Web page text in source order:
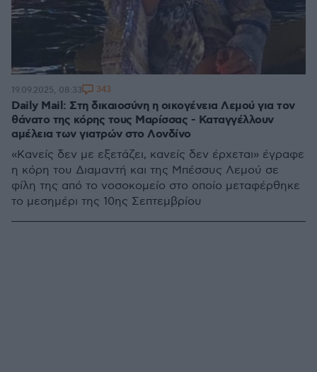
Daily Mail: Στη δικαιοσύνη η οικογένεια Λεμού για τον
θάνατο της κόρης τους Μαρίσσας - Καταγγέλλουν
αμέλεια των γιατρών στο Λονδίνο
«Κανείς δεν με εξετάζει, κανείς δεν έρχεται» έγραφε
η κόρη του Διαμαντή και της Μπέσσυς Λεμού σε
φίλη της από το νοσοκομείο στο οποίο μεταφέρθηκε
το μεσημέρι της 10ης Σεπτεμβρίου
19.09.2025, 08:33 343